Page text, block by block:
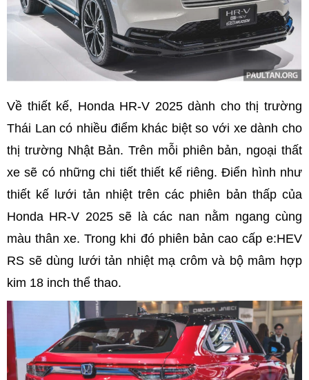
Về thiết kế, Honda HR-V 2025 dành cho thị trường
Thái Lan có nhiều điểm khác biệt so với xe dành cho
thị trường Nhật Bản. Trên mỗi phiên bản, ngoại thất
xe sẽ có những chi tiết thiết kế riêng. Điển hình như
thiết kế lưới tản nhiệt trên các phiên bản thấp của
Honda HR-V 2025 sẽ là các nan nằm ngang cùng
màu thân xe. Trong khi đó phiên bản cao cấp e:HEV
RS sẽ dùng lưới tản nhiệt mạ crôm và bộ mâm hợp
kim 18 inch thể thao.